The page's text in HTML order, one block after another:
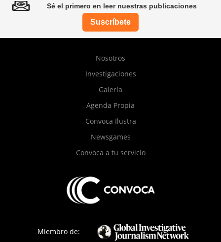
Sé el primero en leer nuestras publicaciones
Suscríbete
Nosotros
Investigaciones
Galería
Agenda Propia
Convoca Ilustra
Newsgames
Convoca a tu servicio
Miembro de: